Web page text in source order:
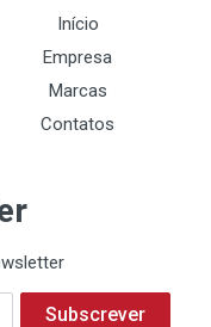
Início
Empresa
Marcas
Contatos
Subscrever